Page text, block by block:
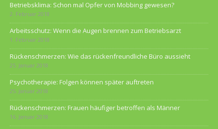
Betriebsklima: Schon mal Opfer von Mobbing gewesen?
2. Februar 2018
Arbeitsschutz: Wenn die Augen brennen zum Betriebsarzt
1. Februar 2018
Rückenschmerzen: Wie das rückenfreundliche Büro aussieht
25. Januar 2018
Psychotherapie: Folgen können später auftreten
25. Januar 2018
Rückenschmerzen: Frauen häufiger betroffen als Männer
16. Januar 2018